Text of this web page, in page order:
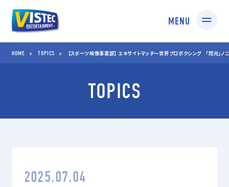
MENU
HOME TOPICS
TV番組/Web配信/DVD
HOME TOPICS 【スポーツ映像事業部】 エキサイトマッチ～世界プロボクシング 「閃光」ノ
TOPICS
2025.07.04